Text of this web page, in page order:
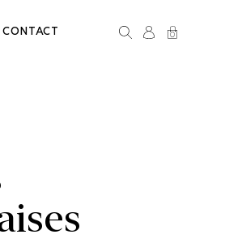
Rechercher
0
CONTACT